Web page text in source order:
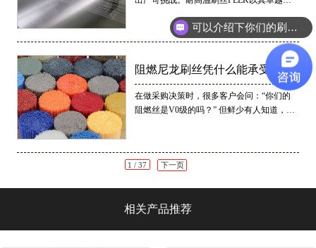
阻燃尼龙刷丝凭什么能承受住V0
级燃烧测试？
在做采购决策时，很多客户会问：“你们的
阻燃丝是V0级的吗？” 但鲜少有人知道，V0
丝是如何在烈火中“岿然不动”的。
1 / 37 下一页
相关产品推荐
可以介绍下你们的刷丝吗？